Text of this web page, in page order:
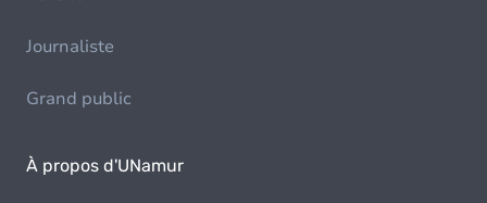
Journaliste
Grand public
À propos d'UNamur